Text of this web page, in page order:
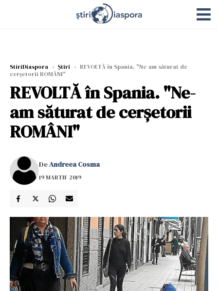
StiriDiaspora › Știri › REVOLTĂ în Spania. "Ne-am săturat de
cerşetorii ROMÂNI"
REVOLTĂ în Spania. "Ne-
am săturat de cerşetorii
ROMÂNI"
DeAndreea Cosma
19 MARTIE 2019